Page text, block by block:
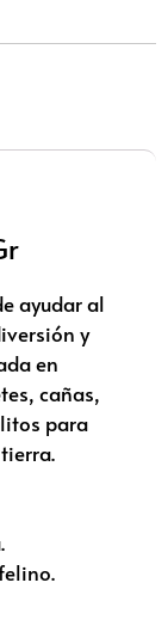
ayudar al
y
en
cañas,
para